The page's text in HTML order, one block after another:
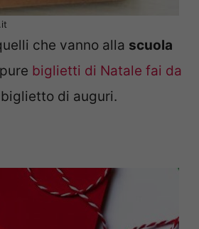
che vanno alla scuola
biglietti di Natale fai da
di auguri.